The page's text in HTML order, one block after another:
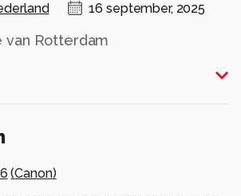
16 september, 2025
van Rotterdam
(Canon)